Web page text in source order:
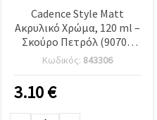
Cadence Style Matt
Ακρυλικό Χρώμα, 120 ml –
Σκούρο Πετρόλ (9070),
Ματ Φινίρισμα για
Χειροτεχνίες & DIY σε
Καμβά, Ξύλο, Χαρτί,
Κωδικός: 843306
3.10€